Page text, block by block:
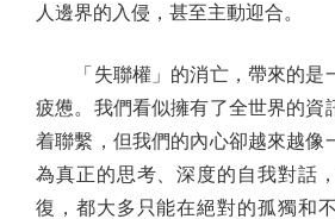
人邊界的入侵，甚至主動迎合。
「失聯權」的消亡，帶來的是
疲憊。我們看似擁有了全世界的資
着聯繫，但我們的內心卻越來越像
為真正的思考、深度的自我對話
復，都大多只能在絕對的孤獨和